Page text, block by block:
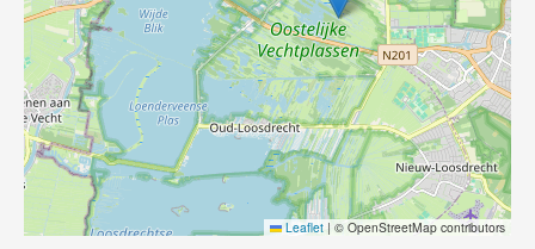
Leaflet | © OpenStreetMap contributors